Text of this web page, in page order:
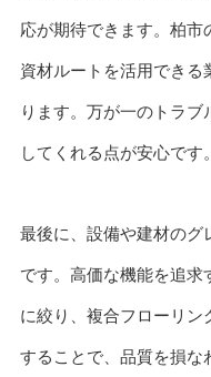
応が期待できます。柏
資材ルートを活用でき
ります。万が一のトラ
してくれる点が安心です。
最後に、設備や建材のグ
です。高価な機能を追
に絞り、複合フローリン
することで、品質を損な